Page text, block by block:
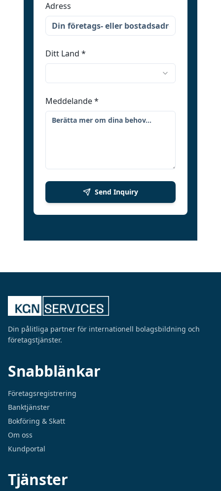
Adress
Ditt Land *
Meddelande*
Send Inquiry
Din pålitliga partner för internationell bolagsbildning och
företagstjänster.
Snabblänkar
Företagsregistrering
Banktjänster
Bokföring & Skatt
Om oss
Kundportal
Tjänster